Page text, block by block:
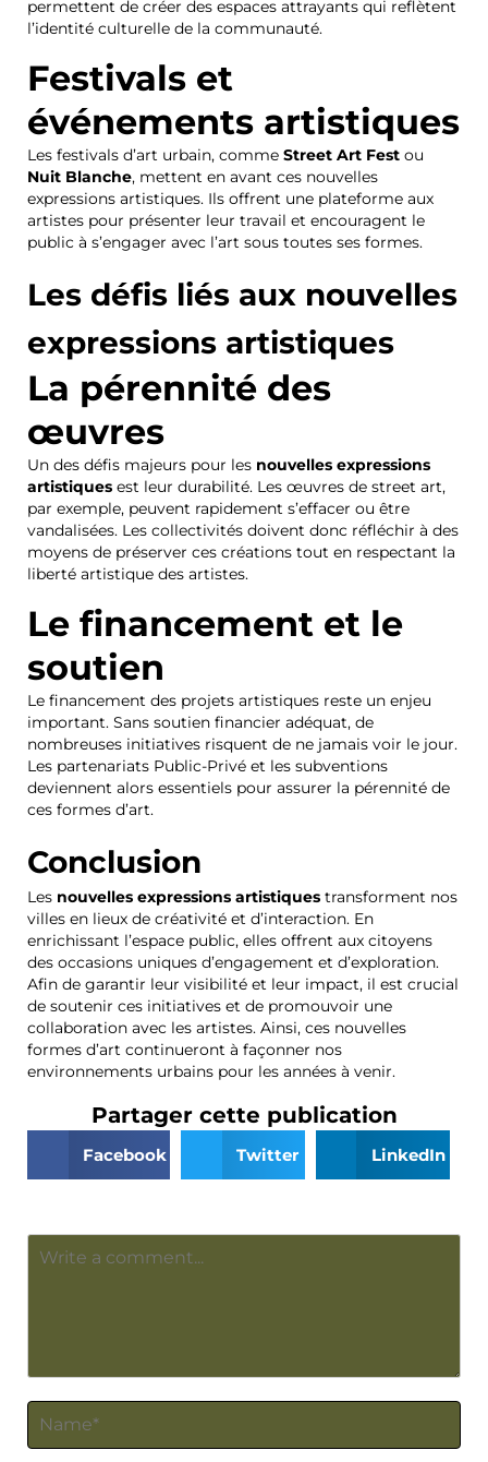
permettent de créer des espaces attrayants qui reflètent
l’identité culturelle de la communauté.
Festivals et
événements artistiques
Les festivals d’art urbain, comme Street Art Fest ou
Nuit Blanche, mettent en avant ces nouvelles
expressions artistiques. Ils offrent une plateforme aux
artistes pour présenter leur travail et encouragent le
public à s’engager avec l’art sous toutes ses formes.
Les défis liés aux nouvelles
expressions artistiques
La pérennité des
œuvres
Un des défis majeurs pour les nouvelles expressions
artistiques est leur durabilité. Les œuvres de street art,
par exemple, peuvent rapidement s’effacer ou être
vandalisées. Les collectivités doivent donc réfléchir à des
moyens de préserver ces créations tout en respectant la
liberté artistique des artistes.
Le financement et le
soutien
Le financement des projets artistiques reste un enjeu
important. Sans soutien financier adéquat, de
nombreuses initiatives risquent de ne jamais voir le jour.
Les partenariats Public-Privé et les subventions
deviennent alors essentiels pour assurer la pérennité de
ces formes d’art.
Conclusion
Les nouvelles expressions artistiques transforment nos
villes en lieux de créativité et d’interaction. En
enrichissant l’espace public, elles offrent aux citoyens
des occasions uniques d’engagement et d’exploration.
Afin de garantir leur visibilité et leur impact, il est crucial
de soutenir ces initiatives et de promouvoir une
collaboration avec les artistes. Ainsi, ces nouvelles
formes d’art continueront à façonner nos
environnements urbains pour les années à venir.
Partager cette publication
Facebook Twitter LinkedIn